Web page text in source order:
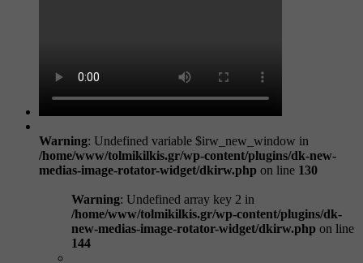
Warning: Undefined variable $irw_new_window in
/home/www/tolmikilkis.gr/wp-content/plugins/dk-new-
medias-image-rotator-widget/dkirw.php on line 130
Warning: Undefined array key 2 in
/home/www/tolmikilkis.gr/wp-content/plugins/dk-
new-medias-image-rotator-widget/dkirw.php on line
144